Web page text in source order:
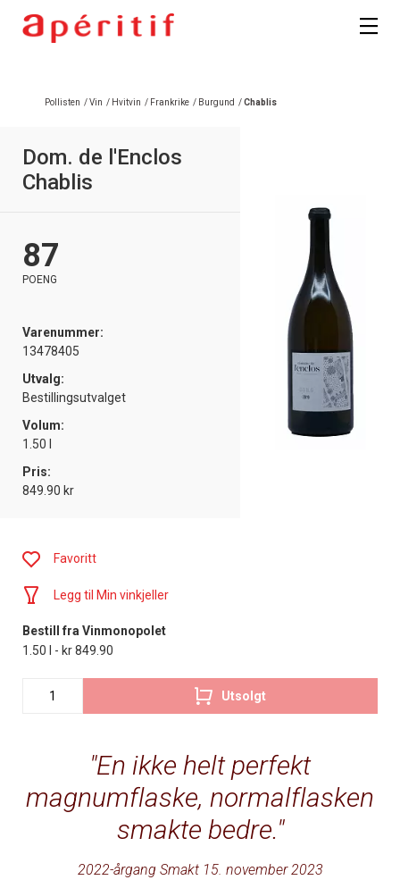
Pollisten /Vin / Hvitvin / Frankrike / Burgund /Chablis
Dom. de l'Enclos
Chablis
87
POENG
Varenummer:
13478405
Utvalg:
Bestillingsutvalget
Volum:
1.50 l
Pris:
849.90 kr
En ikke helt perfekt
magnumflaske, normalflasken
smakte bedre.
2022-årgang Smakt 15. november 2023
Favoritt
Legg til Min vinkjeller
Bestill fra Vinmonopolet
1.50 l - kr 849.90
Utsolgt